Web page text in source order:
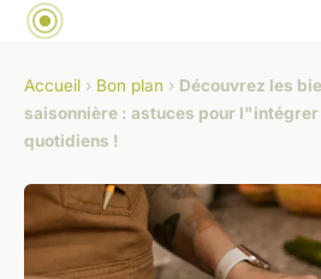
Accueil › Bon plan › Découvrez les
saisonnière : astuces pour l"intégrer
quotidiens !